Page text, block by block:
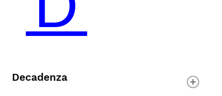
Decadenza